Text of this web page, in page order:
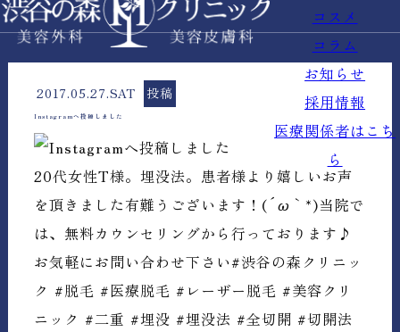
コスメ
コラム
お知らせ
採用情報
医療関係者はこち
ら
2017.05.27.SAT 投稿
Instagramへ投稿しました
20代女性T様。埋没法。患者様より嬉しいお声
を頂きました有難うございます！(´ω｀*)当院で
は、無料カウンセリングから行っております♪
お気軽にお問い合わせ下さい#渋谷の森クリニッ
ク #脱毛 #医療脱毛 #レーザー脱毛 #美容クリ
ニック #二重 #埋没 #埋没法 #全切開 #切開法